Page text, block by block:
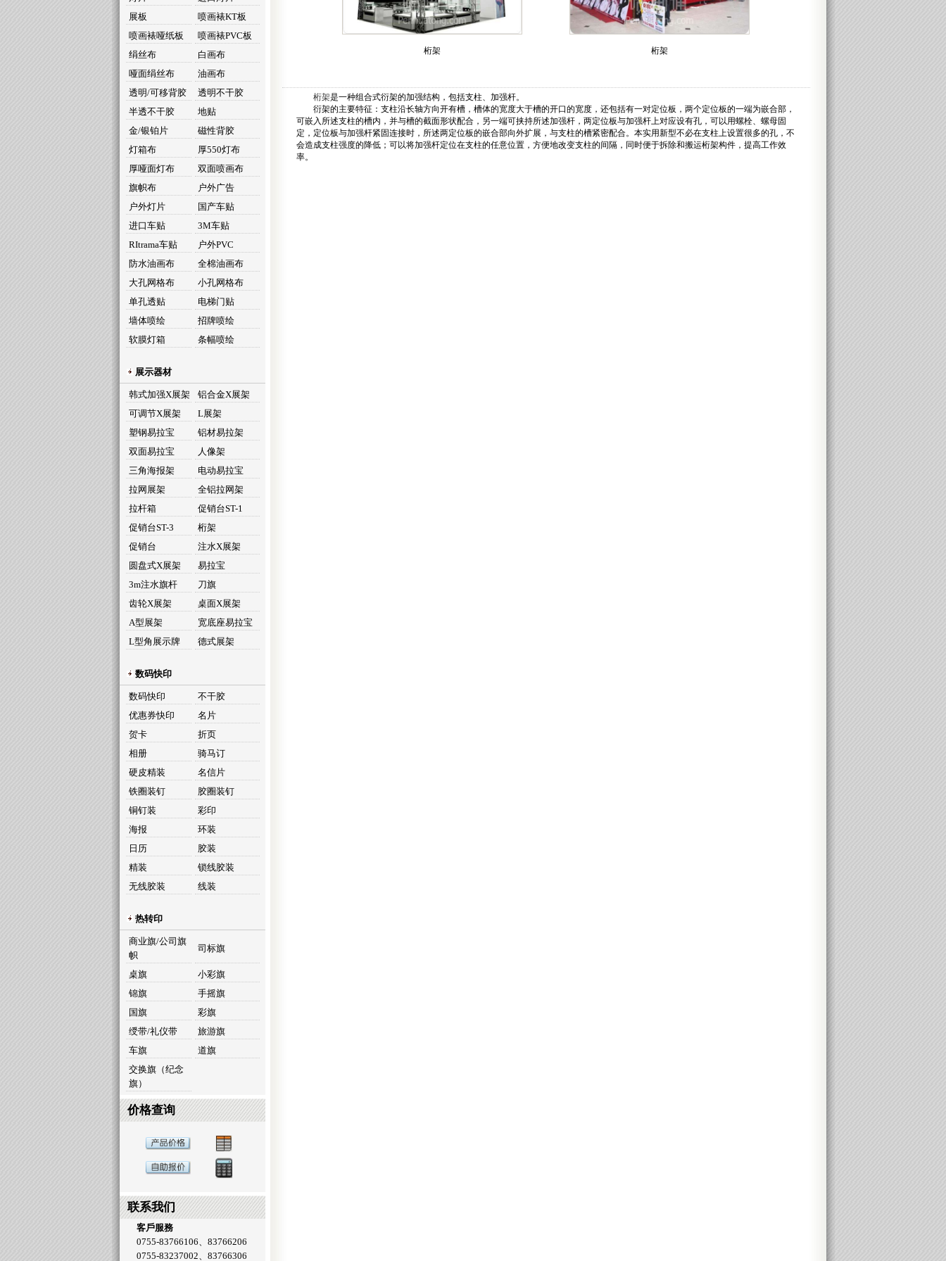
展板
喷画裱KT板
喷画裱哑纸板
喷画裱PVC板
绢丝布
白画布
哑面绢丝布
油画布
透明/可移背胶
透明不干胶
半透不干胶
地贴
金/银铂片
磁性背胶
灯箱布
厚550灯布
厚哑面灯布
双面喷画布
旗帜布
户外广告
户外灯片
国产车贴
进口车贴
3M车贴
RItrama车贴
户外PVC
防水油画布
全棉油画布
大孔网格布
小孔网格布
单孔透贴
电梯门贴
墙体喷绘
招牌喷绘
软膜灯箱
条幅喷绘
展示器材
韩式加强X展架
铝合金X展架
可调节X展架
L展架
塑钢易拉宝
铝材易拉架
双面易拉宝
人像架
三角海报架
电动易拉宝
拉网展架
全铝拉网架
拉杆箱
促销台ST-1
促销台ST-3
桁架
促销台
注水X展架
圆盘式X展架
易拉宝
3m注水旗杆
刀旗
齿轮X展架
桌面X展架
A型展架
宽底座易拉宝
L型角展示牌
德式展架
数码快印
数码快印
不干胶
优惠券快印
名片
贺卡
折页
相册
骑马订
硬皮精装
名信片
铁圈装钉
胶圈装钉
铜钉装
彩印
海报
环装
日历
胶装
精装
锁线胶装
无线胶装
线装
热转印
商业旗/公司旗
帜
司标旗
桌旗
小彩旗
锦旗
手摇旗
国旗
彩旗
绶带/礼仪带
旅游旗
车旗
道旗
交换旗（纪念
旗）
价格查询
联系我们
客戶服務
0755-83766106、83766206
0755-83237002、83766306
桁架 桁架
桁架是一种组合式衍架的加强结构，包括支柱、加强杆。
衍架的主要特征：支柱沿长轴方向开有槽，槽体的宽度大于槽的开口的宽度，还包括有一对定位板，两个定位板的一端为嵌合部，
可嵌入所述支柱的槽内，并与槽的截面形状配合，另一端可挟持所述加强杆，两定位板与加强杆上对应设有孔，可以用螺栓、螺母固
定，定位板与加强杆紧固连接时，所述两定位板的嵌合部向外扩展，与支柱的槽紧密配合。本实用新型不必在支柱上设置很多的孔，不
会造成支柱强度的降低；可以将加强杆定位在支柱的任意位置，方便地改变支柱的间隔，同时便于拆除和搬运桁架构件，提高工作效
率。